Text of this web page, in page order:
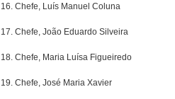
16. Chefe, Luís Manuel Coluna
17. Chefe, João Eduardo Silveira
18. Chefe, Maria Luísa Figueiredo
19. Chefe, José Maria Xavier